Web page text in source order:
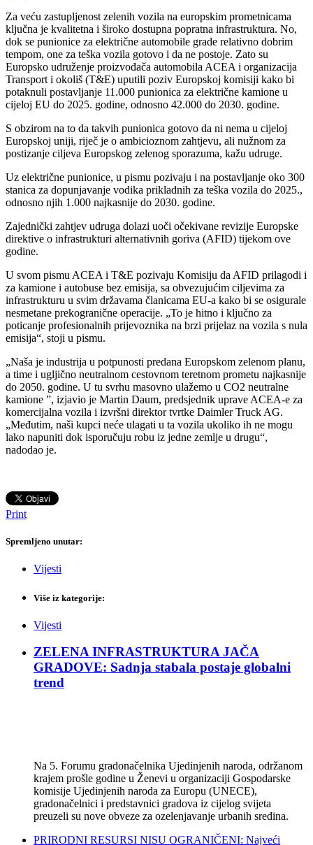
Za veću zastupljenost zelenih vozila na europskim prometnicama
ključna je kvalitetna i široko dostupna popratna infrastruktura. No,
dok se punionice za električne automobile grade relativno dobrim
tempom, one za teška vozila gotovo i da ne postoje. Zato su
Europsko udruženje proizvođača automobila ACEA i organizacija
Transport i okoliš (T&E) uputili poziv Europskoj komisiji kako bi
potaknuli postavljanje 11.000 punionica za električne kamione u
cijeloj EU do 2025. godine, odnosno 42.000 do 2030. godine.
S obzirom na to da takvih punionica gotovo da ni nema u cijeloj
Europskoj uniji, riječ je o ambicioznom zahtjevu, ali nužnom za
postizanje ciljeva Europskog zelenog sporazuma, kažu udruge.
Uz električne punionice, u pismu pozivaju i na postavljanje oko 300
stanica za dopunjavanje vodika prikladnih za teška vozila do 2025.,
odnosno njih 1.000 najkasnije do 2030. godine.
Zajednički zahtjev udruga dolazi uoči očekivane revizije Europske
direktive o infrastrukturi alternativnih goriva (AFID) tijekom ove
godine.
U svom pismu ACEA i T&E pozivaju Komisiju da AFID prilagodi i
za kamione i autobuse bez emisija, sa obvezujućim ciljevima za
infrastrukturu u svim državama članicama EU-a kako bi se osigurale
nesmetane prekogranične operacije. „To je hitno i ključno za
poticanje profesionalnih prijevoznika na brzi prijelaz na vozila s nula
emisija“, stoji u pismu.
„Naša je industrija u potpunosti predana Europskom zelenom planu,
a time i ugljično neutralnom cestovnom teretnom prometu najkasnije
do 2050. godine. U tu svrhu masovno ulažemo u CO2 neutralne
kamione ”, izjavio je Martin Daum, predsjednik uprave ACEA-e za
komercijalna vozila i izvršni direktor tvrtke Daimler Truck AG.
„Međutim, naši kupci neće ulagati u ta vozila ukoliko ih ne mogu
lako napuniti dok isporučuju robu iz jedne zemlje u drugu“,
nadodao je.
Print
Spremljeno unutar:
Vijesti
Više iz kategorije:
Vijesti
ZELENA INFRASTRUKTURA JAČA
GRADOVE: Sadnja stabala postaje globalni
trend
Na 5. Forumu gradonačelnika Ujedinjenih naroda, održanom
krajem prošle godine u Ženevi u organizaciji Gospodarske
komisije Ujedinjenih naroda za Europu (UNECE),
gradonačelnici i predstavnici gradova iz cijelog svijeta
preuzeli su nove obveze za ozelenjavanje urbanih sredina.
PRIRODNI RESURSI NISU OGRANIČENI: Najveći